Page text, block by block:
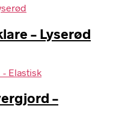
– Lyserød
–